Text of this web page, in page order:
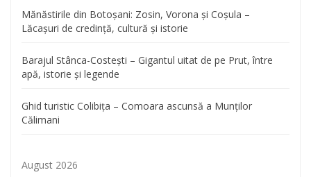
Mănăstirile din Botoșani: Zosin, Vorona și Coșula –
Lăcașuri de credință, cultură și istorie
Barajul Stânca-Costești – Gigantul uitat de pe Prut, între
apă, istorie și legende
Ghid turistic Colibița – Comoara ascunsă a Munților
Călimani
August 2026